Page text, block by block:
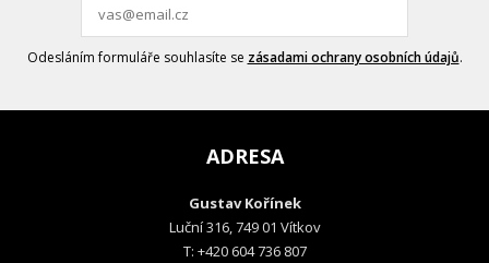
Odesláním formuláře souhlasíte se zásadami ochrany osobních údajů.
ADRESA
Gustav Kořínek
Luční 316, 749 01 Vítkov
T: +420 604 736 807